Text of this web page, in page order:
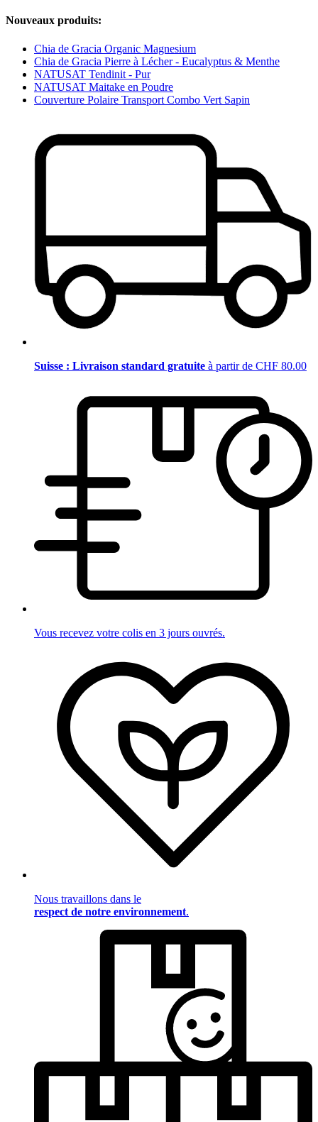
Nouveaux produits:
Chia de Gracia Organic Magnesium
Chia de Gracia Pierre à Lécher - Eucalyptus & Menthe
NATUSAT Tendinit - Pur
NATUSAT Maitake en Poudre
Couverture Polaire Transport Combo Vert Sapin
Suisse : Livraison standard gratuite à partir de CHF 80.00
Vous recevez votre colis en 3 jours ouvrés.
Nous travaillons dans le
respect de notre environnement.